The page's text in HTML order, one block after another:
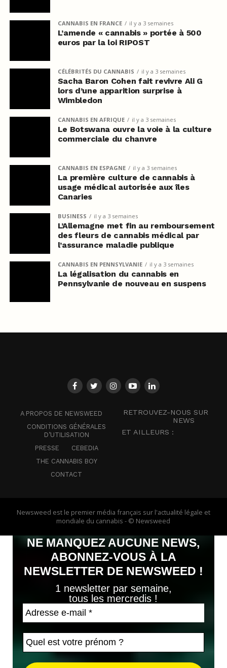
CANNABIS EN FRANCE il y a 3 semaines
L’amende « cannabis » portée à 500
euros par la loi RIPOST
CÉLÉBRITÉS DU CANNABIS il y a 3 semaines
Sacha Baron Cohen fait revivre Ali G
lors d’une apparition surprise à
Wimbledon
CANNABIS EN AFRIQUE il y a 3 semaines
Le Botswana ouvre la voie à la culture
commerciale du chanvre
CANNABIS EN ESPAGNE il y a 3 semaines
La première culture de cannabis à
usage médical autorisée aux îles
Canaries
BUSINESS il y a 3 semaines
L’Allemagne met fin au remboursement
des fleurs de cannabis médical par
l’assurance maladie publique
CANNABIS EN PENNSYLVANIE il y a 3 semaines
La légalisation du cannabis en
Pennsylvanie de nouveau en suspens
A PROPOS DE NEWSWEED
CONDITIONS GÉNÉRALES
D’UTILISATION
PRESSE
CEBEDIA
THE CANNABIS BOY
CONTACT
RETROUVEZ-NOUS SUR
NEWS
ET AILLEURS :
Newsweed est le premier média français sur l'actualité légale et
mondiale du cannabis - © Newsweed
NE MANQUEZ AUCUNE NEWS,
ABONNEZ-VOUS À LA
NEWSLETTER DE NEWSWEED !
1 newsletter par semaine,
tous les mercredis !